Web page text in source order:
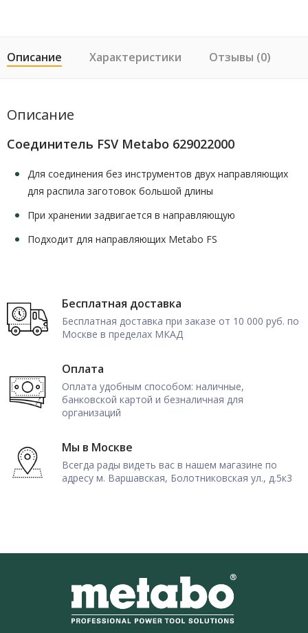
Описание Характеристики Отзывы (0)
Описание
Соединитель FSV Metabo 629022000
Для соединения без инструментов двух направляющих
для распила заготовок большой длины
При хранении задвигается в направляющую
Подходит для направляющих Metabo FS
Бесплатная доставка
Бесплатная доставка при заказе от 10 000 руб. по
Москве в пределах МКАД
Оплата
Оплата удобным способом: наличные,
банковской картой и безналичная для
организаций
Мы в Москве
Всегда рады видеть вас в нашем магазине по
адресу м. Варшавская, Болотниковская ул., д.5к3